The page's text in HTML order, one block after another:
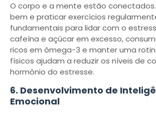
O corpo e a mente estão
bem e praticar exercícios
fundamentais para lidar com o
cafeína e açúcar em excesso,
ricos em ômega-3 e manter uma
físicos ajudam a reduzir os níveis de
hormônio do estresse.
6. Desenvolvimento de
Emocional